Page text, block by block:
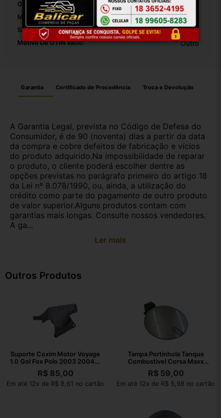
Origem: Brasileiro
Modelo: Hb20x
SKU: 26716
Motivo De GTIN Vacío: Outro
Garantia Certificado de Procedência Troca e Devolução
A Garantia Legal, prevista no Código de Defesa do
Consumidor, é de 90 (noventa) dias a partir da data
da compra e cobre defeitos de fabricação e vícios
do produto adquirido.Na impossibilidade de reparar
o produto, o cliente poderá escolher dentre as
opções previstas no parágrafo primeiro do artigo 18
da Lei nº 8.078/1990, ou, ainda, a utilização do
crédito como parte do pagamento de outro produto
de valor superior.Alguns produtos contam com
garantias mais longas. Consulte nossos vendedores.
A ga...
Ler mais
Outros Produtos
Suporte Coxim Motor Voyage
1.0 Gol Fox Polo 2003 2004 A
2021
R$85,00
Em até 12x de R$ 8,61 no cartão
Tampa Portinhola Tanque
Combustivel Corsa Maxx
2004 A 2012
R$59,00
Em até 12x de R$ 5,98 no cartão